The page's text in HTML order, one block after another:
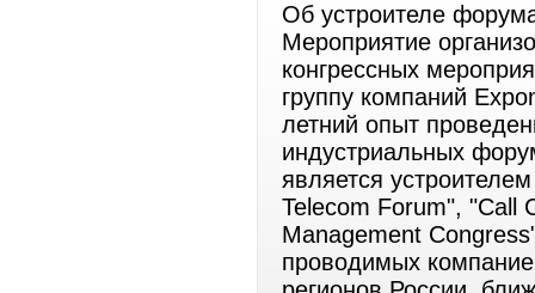
Об устроителе
Мероприятие
конгрессных
группу компаний
летний опыт
индустриальных
является
Telecom Forum", "Call
Management
проводимых